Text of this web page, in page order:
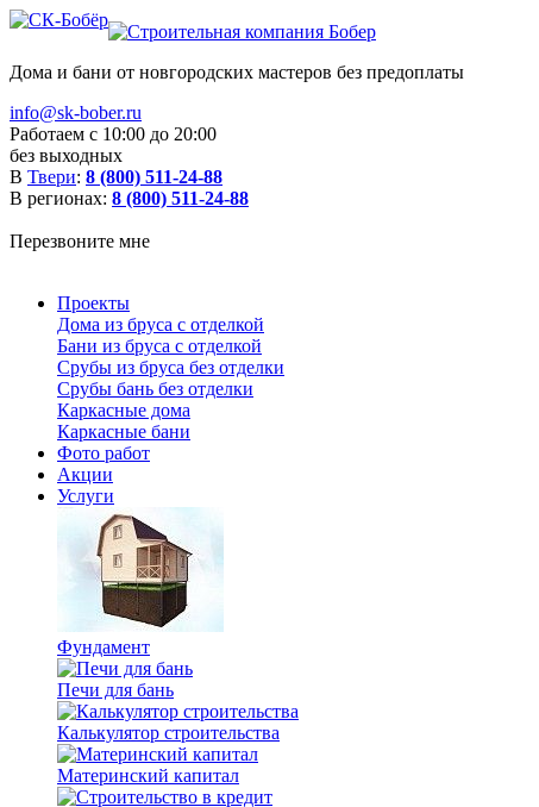
Дома и бани от новгородских мастеров без предоплаты
info@sk-bober.ru
Работаем с 10:00 до 20:00
без выходных
В Твери: 8 (800) 511-24-88
В регионах: 8 (800) 511-24-88
Перезвоните мне
Проекты
Дома из бруса с отделкой
Бани из бруса с отделкой
Срубы из бруса без отделки
Срубы бань без отделки
Каркасные дома
Каркасные бани
Фото работ
Акции
Услуги
Фундамент
Печи для бань
Калькулятор строительства
Материнский капитал